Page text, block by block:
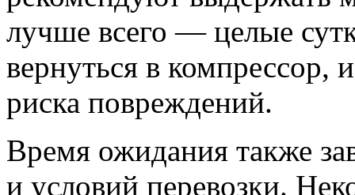
лучше всего — целые
вернуться в компрессор,
риска повреждений.
Время ожидания также
и условий перевозки.